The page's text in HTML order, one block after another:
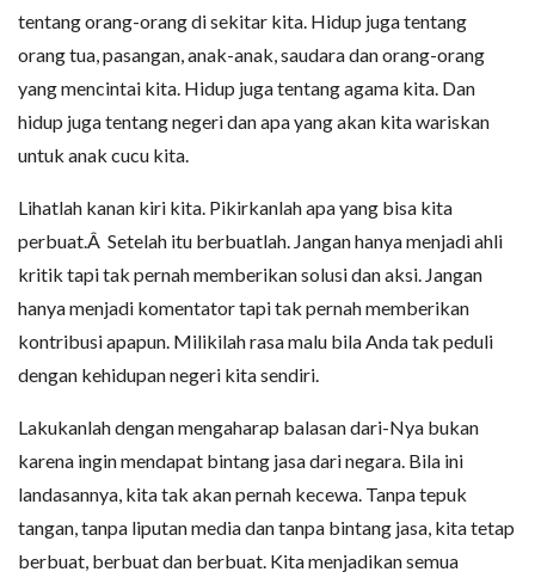
tentang orang-orang di sekitar kita. Hidup juga tentang
orang tua, pasangan, anak-anak, saudara dan orang-orang
yang mencintai kita. Hidup juga tentang agama kita. Dan
hidup juga tentang negeri dan apa yang akan kita wariskan
untuk anak cucu kita.
Lihatlah kanan kiri kita. Pikirkanlah apa yang bisa kita
perbuat.Â Setelah itu berbuatlah. Jangan hanya menjadi ahli
kritik tapi tak pernah memberikan solusi dan aksi. Jangan
hanya menjadi komentator tapi tak pernah memberikan
kontribusi apapun. Milikilah rasa malu bila Anda tak peduli
dengan kehidupan negeri kita sendiri.
Lakukanlah dengan mengaharap balasan dari-Nya bukan
karena ingin mendapat bintang jasa dari negara. Bila ini
landasannya, kita tak akan pernah kecewa. Tanpa tepuk
tangan, tanpa liputan media dan tanpa bintang jasa, kita tetap
berbuat, berbuat dan berbuat. Kita menjadikan semua